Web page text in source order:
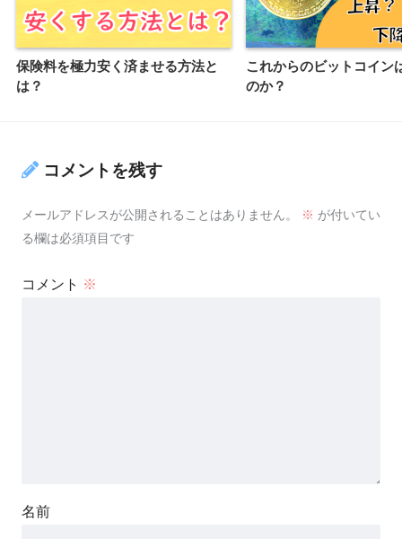
保険料を極力安く済ませる方法と
は？
これからのビットコイン
のか？
コメントを残す
メールアドレスが公開されることはありません。 ※ が付いてい
る欄は必須項目です
コメント ※
名前